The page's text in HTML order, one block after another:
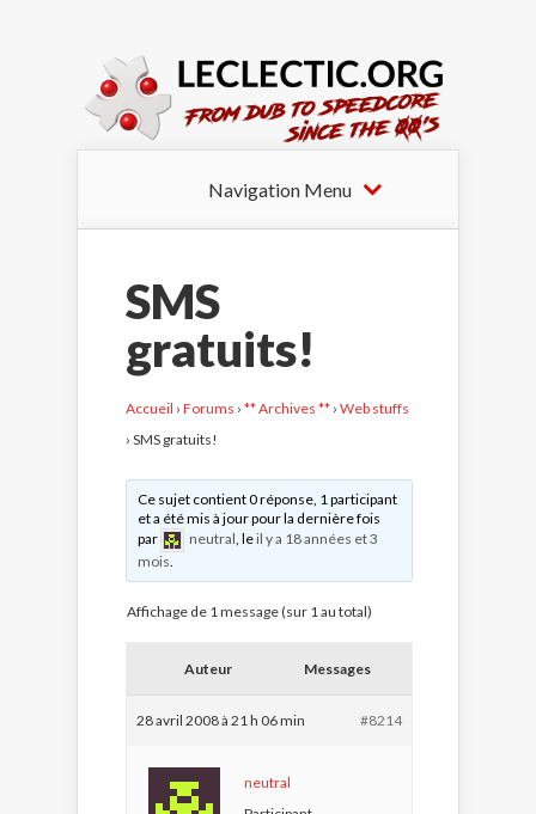
Navigation Menu
SMS
gratuits!
Accueil › Forums › ** Archives ** › Web stuffs
› SMS gratuits!
Ce sujet contient 0 réponse, 1 participant
et a été mis à jour pour la dernière fois
par
neutral , leil y a 18 années et 3
mois
Affichage de 1 message (sur 1 au total)
Auteur Messages
28 avril 2008 à 21 h 06 min #8214
neutral